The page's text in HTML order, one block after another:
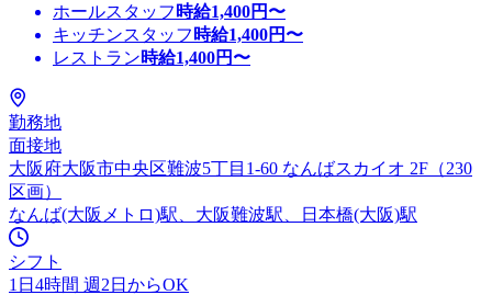
ホールスタッフ 時給1,400円〜
キッチンスタッフ 時給1,400円〜
レストラン時給1,400円〜
勤務地
面接地
大阪府大阪市中央区難波5丁目1-60 なんばスカイオ 2F（230
区画）
なんば(大阪メトロ)駅、大阪難波駅、日本橋(大阪)駅
シフト
1日4時間 週2日からOK